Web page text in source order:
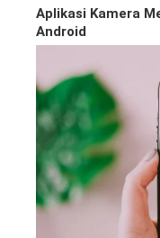
Aplikasi Kamera
Android